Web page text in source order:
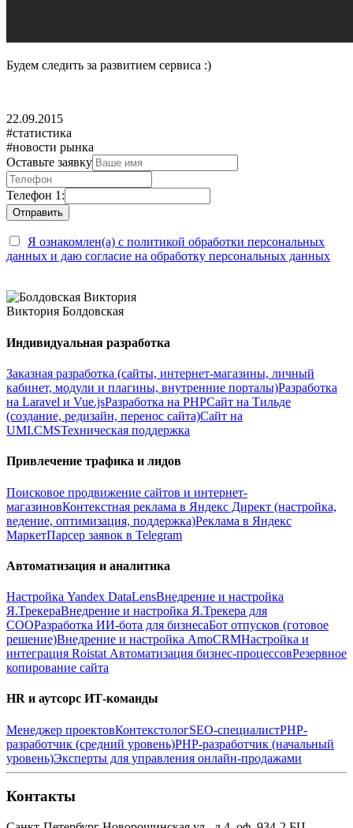
Будем следить за развитием сервиса :)
22.09.2015
#статистика
#новости рынка
Оставьте заявку
Телефон 1:
Я ознакомлен(а) с политикой обработки персональных
данных и даю согласие на обработку персональных данных
Виктория Болдовская
Индивидуальная разработка
Заказная разработка (сайты, интернет-магазины, личный
кабинет, модули и плагины, внутренние порталы)Разработка
на Laravel и Vue.jsРазработка на PHPСайт на Тильде
(создание, редизайн, перенос сайта)Сайт на
UMI.CMSТехническая поддержка
Привлечение трафика и лидов
Поисковое продвижение сайтов и интернет-
магазиновКонтекстная реклама в Яндекс Директ (настройка,
ведение, оптимизация, поддержка)Реклама в Яндекс
МаркетПарсер заявок в Telegram
Автоматизация и аналитика
Настройка Yandex DataLensВнедрение и настройка
Я.ТрекераВнедрение и настройка Я.Трекера для
СООРазработка ИИ-бота для бизнесаБот отпусков (готовое
решение)Внедрение и настройка AmoCRMНастройка и
интеграция Roistat Автоматизация бизнес-процессовРезервное
копирование сайта
HR и аутсорс ИТ-команды
Менеджер проектовКонтекстологSEO-специалистPHP-
разработчик (средний уровень)PHP-разработчик (начальный
уровень)Эксперты для управления онлайн-продажами
Контакты